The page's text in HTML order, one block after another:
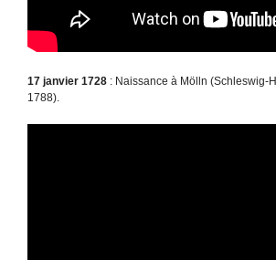
17 janvier 1728 : Naissance à Mölln (Schleswig-
1788).